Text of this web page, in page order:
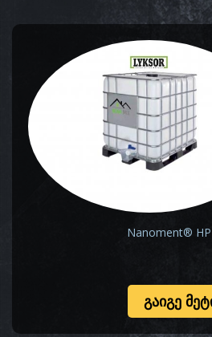
Nanoment®
ᲒᲐᲘᲒᲔ